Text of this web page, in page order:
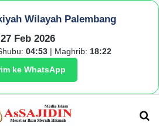
Wilayah Palembang
27 Feb 2026
04:53 | Maghrib: 18:22
ke WhatsApp